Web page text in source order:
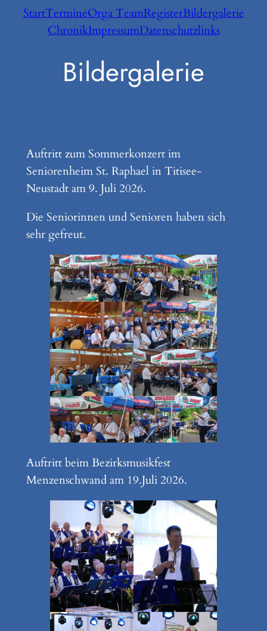
ZumStartTermineOrga TeamRegisterBildergalerie
ChronikImpressumDatenschutzlinks
Bildergalerie
Auftritt zum Sommerkonzert im
Seniorenheim St. Raphael in Titisee-
Neustadt am 9. Juli 2026.
Die Seniorinnen und Senioren haben sich
sehr gefreut.
Auftritt beim Bezirksmusikfest
Menzenschwand am 19.Juli 2026.